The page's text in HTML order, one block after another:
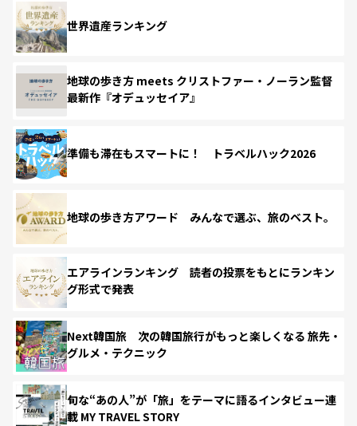
世界遺産ランキング
地球の歩き方 meets クリストファー・ノーラン監督
最新作『オデュッセイア』
準備も滞在もスマートに！ トラベルハック2026
地球の歩き方アワード みんなで選ぶ、旅のベスト。
エアラインランキング 読者の投票をもとにランキン
グ形式で発表
Next韓国旅 次の韓国旅行がもっと楽しくなる 旅先・
グルメ・テクニック
旬な“あの人”が「旅」をテーマに語るインタビュー連
載 MY TRAVEL STORY